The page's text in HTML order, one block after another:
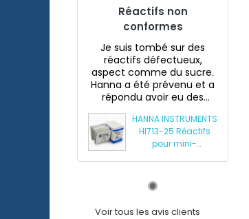
Réactifs non
conformes
Je suis tombé sur des
réactifs défectueux,
aspect comme du sucre.
Hanna a été prévenu et a
répondu avoir eu des
HANNA INSTRUMENTS
HI713-25 Réactifs
pour mini-
Voir tous les avis clients